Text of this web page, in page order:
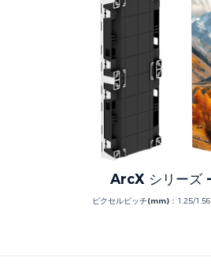
ArcX シリーズ
ピクセルピッチ(mm)： 1.25/